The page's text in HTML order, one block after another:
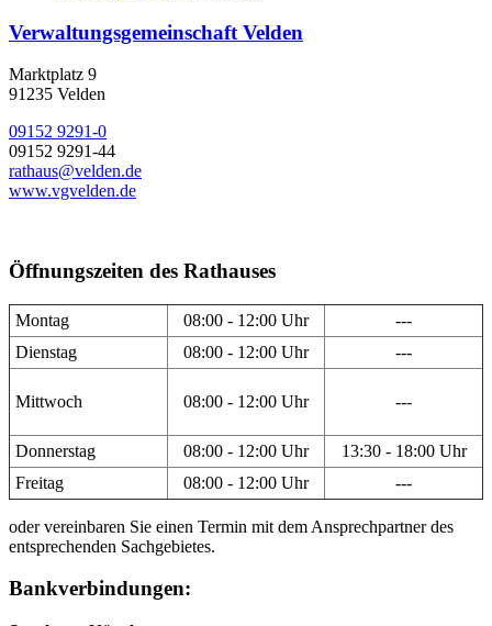
Verwaltungsgemeinschaft Velden
Marktplatz 9
91235 Velden
09152 9291-0
09152 9291-44
rathaus@velden.de
www.vgvelden.de
Öffnungszeiten des Rathauses
Montag 08:00 - 12:00 Uhr
---
Dienstag
08:00 - 12:00 Uhr ---
Mittwoch 08:00 - 12:00 Uhr ---
Donnerstag 08:00 - 12:00 Uhr
13:30 - 18:00 Uhr
Freitag
08:00 - 12:00 Uhr ---
oder vereinbaren Sie einen Termin mit dem Ansprechpartner des
entsprechenden Sachgebietes.
Bankverbindungen: